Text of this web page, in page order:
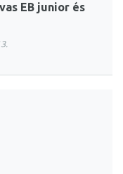
EB junior és